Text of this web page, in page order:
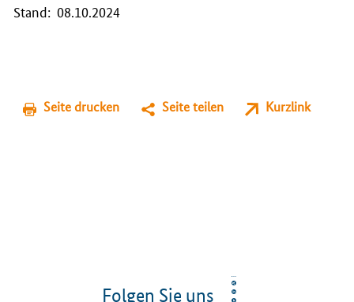
Stand: 08.10.2024
Seite drucken Seite teilen Kurzlink
Folgen Sie uns